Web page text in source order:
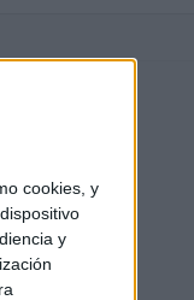
cookies, y
y